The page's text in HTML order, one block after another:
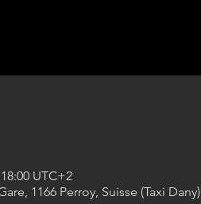
UTC+2
1166 Perroy, Suisse (Taxi Dany)